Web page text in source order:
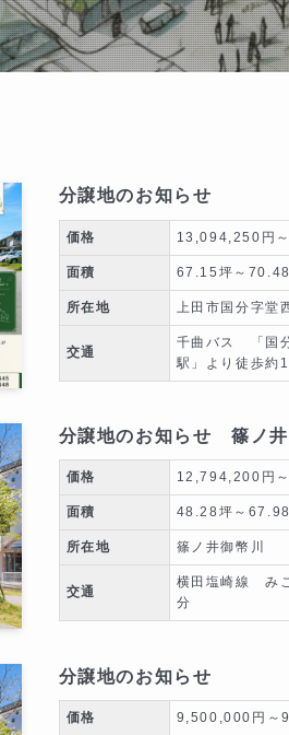
分譲地のお知らせ
価格 13,094,250円
面積 67.15坪～
所在地 上田市国分字堂
交通
千曲バス 「国
駅」より徒歩約
分譲地のお知らせ 篠ノ井
価格 12,794,200円
面積 48.28坪～
所在地 篠ノ井御幣川
交通
横田塩崎線 み
分
分譲地のお知らせ
価格 9,500,000円～